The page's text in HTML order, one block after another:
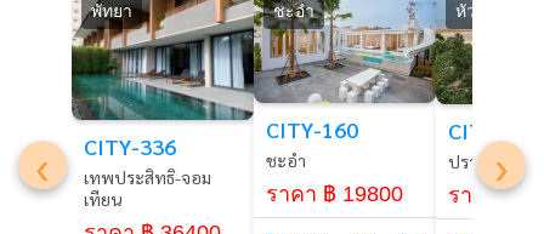
‹ ›
พัทยา
CITY-336
เทพประสิทธิ-จอม
เทียน
ชะอำ
CITY-160
ชะอำ
ราคา ฿ 19800
หัวหิน
CITY-85
ปราณบุรี
ราคา ฿